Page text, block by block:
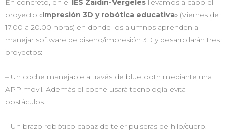
proyecto «Impresión 3D y robótica educativa» (Viernes de
17.00 a 20.00 horas) en donde los alumnos aprenden a
manejar software de diseño/impresión 3D y desarrollarán tres
proyectos:
– Un coche manejable a través de bluetooth mediante una
APP movil. Además el coche usará tecnología evita
obstáculos.
– Un brazo robótico capaz de tejer pulseras de hilo/cuero.